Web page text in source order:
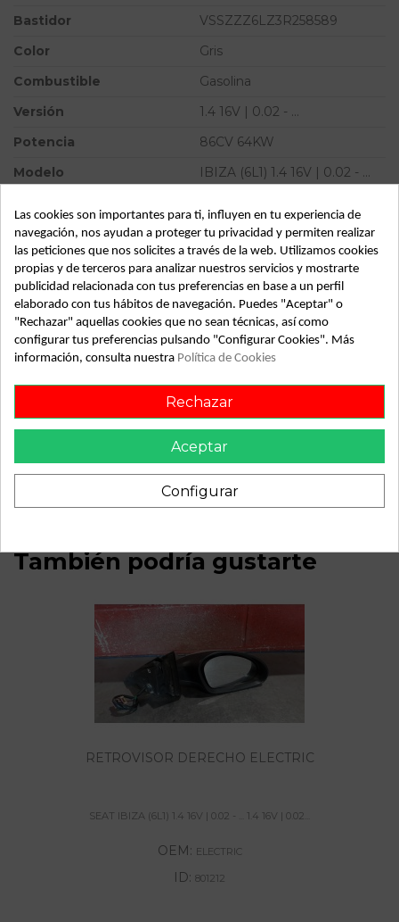
Bastidor
VSSZZZ6LZ3R258589
Color
Gris
Combustible
Gasolina
Versión
1.4 16V | 0.02 - ...
Potencia
86CV 64KW
Modelo
IBIZA (6L1) 1.4 16V | 0.02 - ...
Almacén
49349
SubAlmacén
383
SubSubAlmacén
100029807
ID: 788084
Fecha disponible: 2022-04-06
Descripción
Recambio de maneta capot para seat ibiza (6l1) 1.4 16v |
También podría gustarte
RETROVISOR DERECHO ELECTRIC
SEAT IBIZA (6L1) 1.4 16V | 0.02 - ... 1.4 16V | 0.02...
OEM: ELECTRIC
ID: 801212
Las cookies son importantes para ti, influyen en tu experiencia de
navegación, nos ayudan a proteger tu privacidad y permiten realizar
las peticiones que nos solicites a través de la web. Utilizamos cookies
propias y de terceros para analizar nuestros servicios y mostrarte
publicidad relacionada con tus preferencias en base a un perfil
elaborado con tus hábitos de navegación. Puedes "Aceptar" o
"Rechazar" aquellas cookies que no sean técnicas, así como
configurar tus preferencias pulsando "Configurar Cookies". Más
información, consulta nuestra Política de Cookies
Rechazar
Aceptar
Configurar